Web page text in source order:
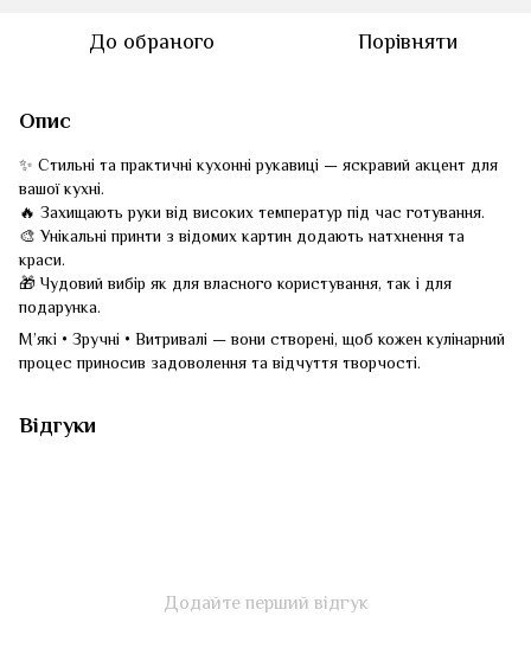
До обраного Порівняти
Опис
✨ Стильні та практичні кухонні рукавиці — яскравий акцент для
вашої кухні.
🔥 Захищають руки від високих температур під час готування.
🎨 Унікальні принти з відомих картин додають натхнення та
краси.
🎁 Чудовий вибір як для власного користування, так і для
подарунка.
М’які • Зручні • Витривалі — вони створені, щоб кожен кулінарний
процес приносив задоволення та відчуття творчості.
Відгуки
Додайте перший відгук